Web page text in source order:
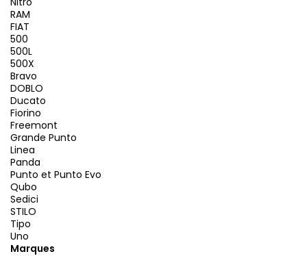
RAM
FIAT
500
500L
500X
Bravo
DOBLO
Ducato
Fiorino
Freemont
Grande Punto
Linea
Panda
Punto et Punto Evo
Qubo
Sedici
STILO
Tipo
Uno
Marques